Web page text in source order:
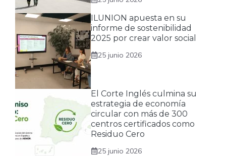
ILUNION apuesta en su
informe de sostenibilidad
2025 por crear valor social
25 junio 2026
El Corte Inglés culmina su
estrategia de economía
circular con más de 300
centros certificados como
Residuo Cero
25 junio 2026